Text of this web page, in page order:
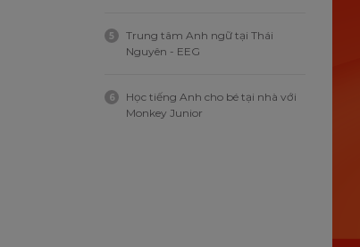
5
Trung tâm Anh ngữ tại Thái
Nguyên - EEG
6
Học tiếng Anh cho bé tại nhà với
Monkey Junior